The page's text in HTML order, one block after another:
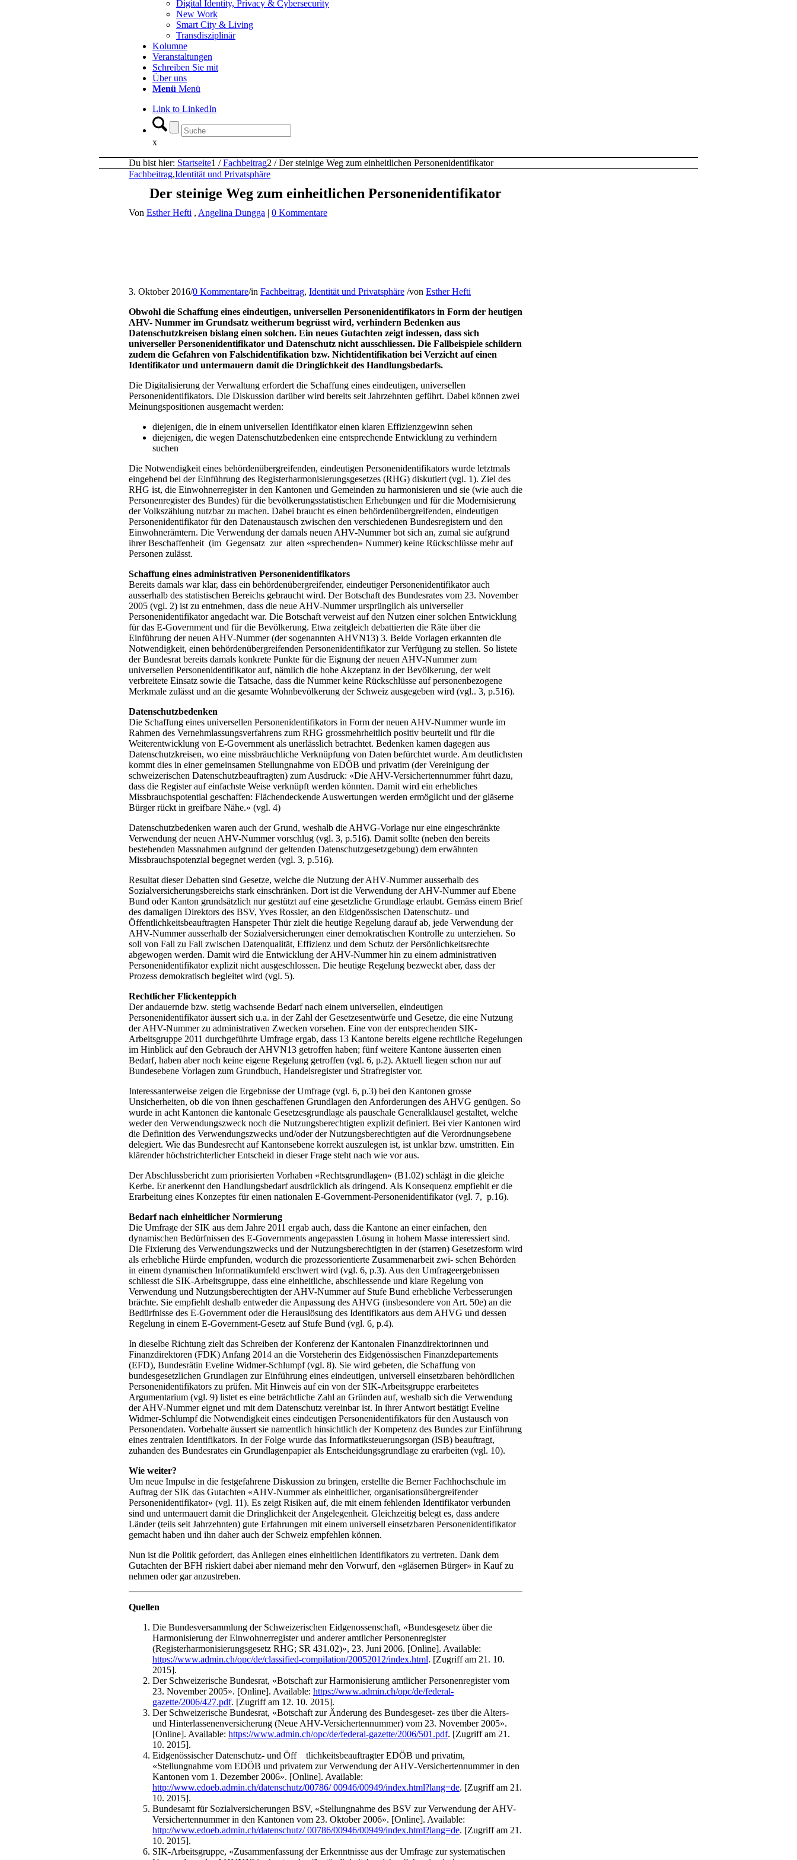
Digital Identity, Privacy & Cybersecurity
New Work
Smart City & Living
Transdisziplinär
Kolumne
Veranstaltungen
Schreiben Sie mit
Über uns
Menü Menü
Link to LinkedIn
x
Du bist hier: Startseite1 / Fachbeitrag2 / Der steinige Weg zum einheitlichen Personenidentifikator
Fachbeitrag,Identität und Privatsphäre
Der steinige Weg zum einheitlichen Personenidentifikator
Von Esther Hefti , Angelina Dungga | 0 Kommentare
3. Oktober 2016/0 Kommentare/in Fachbeitrag, Identität und Privatsphäre /von Esther Hefti
Obwohl die Schaffung eines eindeutigen, universellen Personenidentifikators in Form der heutigen
AHV- Nummer im Grundsatz weitherum begrüsst wird, verhindern Bedenken aus
Datenschutzkreisen bislang einen solchen. Ein neues Gutachten zeigt indessen, dass sich
universeller Personenidentifikator und Datenschutz nicht ausschliessen. Die Fallbeispiele schildern
zudem die Gefahren von Falschidentifikation bzw. Nichtidentifikation bei Verzicht auf einen
Identifikator und untermauern damit die Dringlichkeit des Handlungsbedarfs.
Die Digitalisierung der Verwaltung erfordert die Schaffung eines eindeutigen, universellen
Personenidentifikators. Die Diskussion darüber wird bereits seit Jahrzehnten geführt. Dabei können zwei
Meinungspositionen ausgemacht werden:
diejenigen, die in einem universellen Identifikator einen klaren Effizienzgewinn sehen
diejenigen, die wegen Datenschutzbedenken eine entsprechende Entwicklung zu verhindern
suchen
Die Notwendigkeit eines behördenübergreifenden, eindeutigen Personenidentifikators wurde letztmals
eingehend bei der Einführung des Registerharmonisierungsgesetzes (RHG) diskutiert (vgl. 1). Ziel des
RHG ist, die Einwohnerregister in den Kantonen und Gemeinden zu harmonisieren und sie (wie auch die
Personenregister des Bundes) für die bevölkerungsstatistischen Erhebungen und für die Modernisierung
der Volkszählung nutzbar zu machen. Dabei braucht es einen behördenübergreifenden, eindeutigen
Personenidentifikator für den Datenaustausch zwischen den verschiedenen Bundesregistern und den
Einwohnerämtern. Die Verwendung der damals neuen AHV-Nummer bot sich an, zumal sie aufgrund
ihrer Beschaffenheit (im Gegensatz zur alten «sprechenden» Nummer) keine Rückschlüsse mehr auf
Personen zulässt.
Schaffung eines administrativen Personenidentifikators
Bereits damals war klar, dass ein behördenübergreifender, eindeutiger Personenidentifikator auch
ausserhalb des statistischen Bereichs gebraucht wird. Der Botschaft des Bundesrates vom 23. November
2005 (vgl. 2) ist zu entnehmen, dass die neue AHV-Nummer ursprünglich als universeller
Personenidentifikator angedacht war. Die Botschaft verweist auf den Nutzen einer solchen Entwicklung
für das E-Government und für die Bevölkerung. Etwa zeitgleich debattierten die Räte über die
Einführung der neuen AHV-Nummer (der sogenannten AHVN13) 3. Beide Vorlagen erkannten die
Notwendigkeit, einen behördenübergreifenden Personenidentifikator zur Verfügung zu stellen. So listete
der Bundesrat bereits damals konkrete Punkte für die Eignung der neuen AHV-Nummer zum
universellen Personenidentifikator auf, nämlich die hohe Akzeptanz in der Bevölkerung, der weit
verbreitete Einsatz sowie die Tatsache, dass die Nummer keine Rückschlüsse auf personenbezogene
Merkmale zulässt und an die gesamte Wohnbevölkerung der Schweiz ausgegeben wird (vgl.. 3, p.516).
Datenschutzbedenken
Die Schaffung eines universellen Personenidentifikators in Form der neuen AHV-Nummer wurde im
Rahmen des Vernehmlassungsverfahrens zum RHG grossmehrheitlich positiv beurteilt und für die
Weiterentwicklung von E-Government als unerlässlich betrachtet. Bedenken kamen dagegen aus
Datenschutzkreisen, wo eine missbräuchliche Verknüpfung von Daten befürchtet wurde. Am deutlichsten
kommt dies in einer gemeinsamen Stellungnahme von EDÖB und privatim (der Vereinigung der
schweizerischen Datenschutzbeauftragten) zum Ausdruck: «Die AHV-Versichertennummer führt dazu,
dass die Register auf einfachste Weise verknüpft werden könnten. Damit wird ein erhebliches
Missbrauchspotential geschaffen: Flächendeckende Auswertungen werden ermöglicht und der gläserne
Bürger rückt in greifbare Nähe.» (vgl. 4)
Datenschutzbedenken waren auch der Grund, weshalb die AHVG-Vorlage nur eine eingeschränkte
Verwendung der neuen AHV-Nummer vorschlug (vgl. 3, p.516). Damit sollte (neben den bereits
bestehenden Massnahmen aufgrund der geltenden Datenschutzgesetzgebung) dem erwähnten
Missbrauchspotenzial begegnet werden (vgl. 3, p.516).
Resultat dieser Debatten sind Gesetze, welche die Nutzung der AHV-Nummer ausserhalb des
Sozialversicherungsbereichs stark einschränken. Dort ist die Verwendung der AHV-Nummer auf Ebene
Bund oder Kanton grundsätzlich nur gestützt auf eine gesetzliche Grundlage erlaubt. Gemäss einem Brief
des damaligen Direktors des BSV, Yves Rossier, an den Eidgenössischen Datenschutz- und
Öffentlichkeitsbeauftragten Hanspeter Thür zielt die heutige Regelung darauf ab, jede Verwendung der
AHV-Nummer ausserhalb der Sozialversicherungen einer demokratischen Kontrolle zu unterziehen. So
soll von Fall zu Fall zwischen Datenqualität, Effizienz und dem Schutz der Persönlichkeitsrechte
abgewogen werden. Damit wird die Entwicklung der AHV-Nummer hin zu einem administrativen
Personenidentifikator explizit nicht ausgeschlossen. Die heutige Regelung bezweckt aber, dass der
Prozess demokratisch begleitet wird (vgl. 5).
Rechtlicher Flickenteppich
Der andauernde bzw. stetig wachsende Bedarf nach einem universellen, eindeutigen
Personenidentifikator äussert sich u.a. in der Zahl der Gesetzesentwürfe und Gesetze, die eine Nutzung
der AHV-Nummer zu administrativen Zwecken vorsehen. Eine von der entsprechenden SIK-
Arbeitsgruppe 2011 durchgeführte Umfrage ergab, dass 13 Kantone bereits eigene rechtliche Regelungen
im Hinblick auf den Gebrauch der AHVN13 getroffen haben; fünf weitere Kantone äusserten einen
Bedarf, haben aber noch keine eigene Regelung getroffen (vgl. 6, p.2). Aktuell liegen schon nur auf
Bundesebene Vorlagen zum Grundbuch, Handelsregister und Strafregister vor.
Interessanterweise zeigen die Ergebnisse der Umfrage (vgl. 6, p.3) bei den Kantonen grosse
Unsicherheiten, ob die von ihnen geschaffenen Grundlagen den Anforderungen des AHVG genügen. So
wurde in acht Kantonen die kantonale Gesetzesgrundlage als pauschale Generalklausel gestaltet, welche
weder den Verwendungszweck noch die Nutzungsberechtigten explizit definiert. Bei vier Kantonen wird
die Definition des Verwendungszwecks und/oder der Nutzungsberechtigten auf die Verordnungsebene
delegiert. Wie das Bundesrecht auf Kantonsebene korrekt auszulegen ist, ist unklar bzw. umstritten. Ein
klärender höchstrichterlicher Entscheid in dieser Frage steht nach wie vor aus.
Der Abschlussbericht zum priorisierten Vorhaben «Rechtsgrundlagen» (B1.02) schlägt in die gleiche
Kerbe. Er anerkennt den Handlungsbedarf ausdrücklich als dringend. Als Konsequenz empfiehlt er die
Erarbeitung eines Konzeptes für einen nationalen E-Government-Personenidentifikator (vgl. 7, p.16).
Bedarf nach einheitlicher Normierung
Die Umfrage der SIK aus dem Jahre 2011 ergab auch, dass die Kantone an einer einfachen, den
dynamischen Bedürfnissen des E-Governments angepassten Lösung in hohem Masse interessiert sind.
Die Fixierung des Verwendungszwecks und der Nutzungsberechtigten in der (starren) Gesetzesform wird
als erhebliche Hürde empfunden, wodurch die prozessorientierte Zusammenarbeit zwi- schen Behörden
in einem dynamischen Informatikumfeld erschwert wird (vgl. 6, p.3). Aus den Umfrageergebnissen
schliesst die SIK-Arbeitsgruppe, dass eine einheitliche, abschliessende und klare Regelung von
Verwendung und Nutzungsberechtigten der AHV-Nummer auf Stufe Bund erhebliche Verbesserungen
brächte. Sie empfiehlt deshalb entweder die Anpassung des AHVG (insbesondere von Art. 50e) an die
Bedürfnisse des E-Government oder die Herauslösung des Identifikators aus dem AHVG und dessen
Regelung in einem E-Government-Gesetz auf Stufe Bund (vgl. 6, p.4).
In dieselbe Richtung zielt das Schreiben der Konferenz der Kantonalen Finanzdirektorinnen und
Finanzdirektoren (FDK) Anfang 2014 an die Vorsteherin des Eidgenössischen Finanzdepartements
(EFD), Bundesrätin Eveline Widmer-Schlumpf (vgl. 8). Sie wird gebeten, die Schaffung von
bundesgesetzlichen Grundlagen zur Einführung eines eindeutigen, universell einsetzbaren behördlichen
Personenidentifikators zu prüfen. Mit Hinweis auf ein von der SIK-Arbeitsgruppe erarbeitetes
Argumentarium (vgl. 9) listet es eine beträchtliche Zahl an Gründen auf, weshalb sich die Verwendung
der AHV-Nummer eignet und mit dem Datenschutz vereinbar ist. In ihrer Antwort bestätigt Eveline
Widmer-Schlumpf die Notwendigkeit eines eindeutigen Personenidentifikators für den Austausch von
Personendaten. Vorbehalte äussert sie namentlich hinsichtlich der Kompetenz des Bundes zur Einführung
eines zentralen Identifikators. In der Folge wurde das Informatiksteuerungsorgan (ISB) beauftragt,
zuhanden des Bundesrates ein Grundlagenpapier als Entscheidungsgrundlage zu erarbeiten (vgl. 10).
Wie weiter?
Um neue Impulse in die festgefahrene Diskussion zu bringen, erstellte die Berner Fachhochschule im
Auftrag der SIK das Gutachten «AHV-Nummer als einheitlicher, organisationsübergreifender
Personenidentifikator» (vgl. 11). Es zeigt Risiken auf, die mit einem fehlenden Identifikator verbunden
sind und untermauert damit die Dringlichkeit der Angelegenheit. Gleichzeitig belegt es, dass andere
Länder (teils seit Jahrzehnten) gute Erfahrungen mit einem universell einsetzbaren Personenidentifikator
gemacht haben und ihn daher auch der Schweiz empfehlen können.
Nun ist die Politik gefordert, das Anliegen eines einheitlichen Identifikators zu vertreten. Dank dem
Gutachten der BFH riskiert dabei aber niemand mehr den Vorwurf, den «gläsernen Bürger» in Kauf zu
nehmen oder gar anzustreben.
Quellen
Die Bundesversammlung der Schweizerischen Eidgenossenschaft, «Bundesgesetz über die
Harmonisierung der Einwohnerregister und anderer amtlicher Personenregister
(Registerharmonisierungsgesetz RHG; SR 431.02)», 23. Juni 2006. [Online]. Available:
https://www.admin.ch/opc/de/classified-compilation/20052012/index.html. [Zugriff am 21. 10.
2015].
Der Schweizerische Bundesrat, «Botschaft zur Harmonisierung amtlicher Personenregister vom
23. November 2005». [Online]. Available: https://www.admin.ch/opc/de/federal-
gazette/2006/427.pdf. [Zugriff am 12. 10. 2015].
Der Schweizerische Bundesrat, «Botschaft zur Änderung des Bundesgeset- zes über die Alters-
und Hinterlassenenversicherung (Neue AHV-Versichertennummer) vom 23. November 2005».
[Online]. Available: https://www.admin.ch/opc/de/federal-gazette/2006/501.pdf. [Zugriff am 21.
10. 2015].
Eidgenössischer Datenschutz- und Öff tlichkeitsbeauftragter EDÖB und privatim,
«Stellungnahme vom EDÖB und privatem zur Verwendung der AHV-Versichertennummer in den
Kantonen vom 1. Dezember 2006». [Online]. Available:
http://www.edoeb.admin.ch/datenschutz/00786/ 00946/00949/index.html?lang=de. [Zugriff am 21.
10. 2015].
Bundesamt für Sozialversicherungen BSV, «Stellungnahme des BSV zur Verwendung der AHV-
Versichertennummer in den Kantonen vom 23. Oktober 2006». [Online]. Available:
http://www.edoeb.admin.ch/datenschutz/ 00786/00946/00949/index.html?lang=de. [Zugriff am 21.
10. 2015].
SIK-Arbeitsgruppe, «Zusammenfassung der Erkenntnisse aus der Umfrage zur systematischen